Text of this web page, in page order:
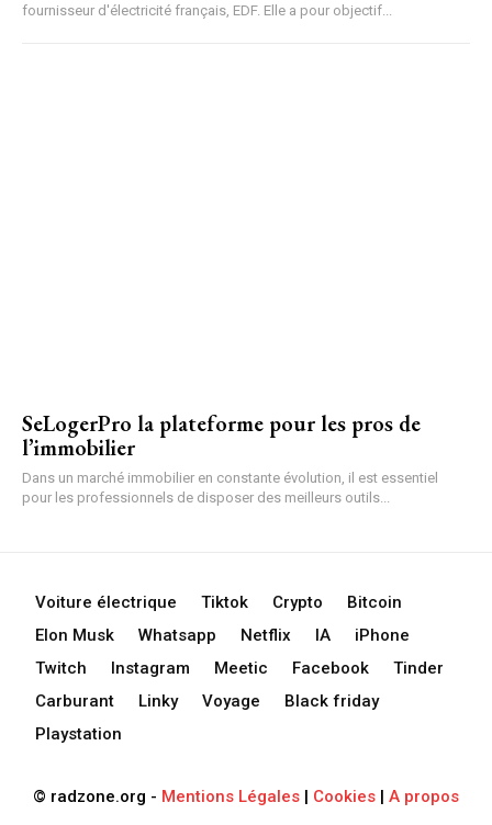
fournisseur d'électricité français, EDF. Elle a pour objectif...
SeLogerPro la plateforme pour les pros de
l’immobilier
Dans un marché immobilier en constante évolution, il est essentiel
pour les professionnels de disposer des meilleurs outils...
Voiture électrique Tiktok Crypto
Bitcoin
Elon Musk
Whatsapp Netflix IA
iPhone
Twitch
Instagram Meetic Facebook
Tinder
Carburant
Linky Voyage
Black friday
Playstation
© radzone.org - Mentions Légales | Cookies | A propos